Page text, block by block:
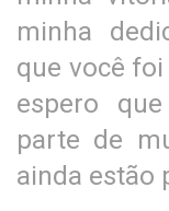
minha
que você
espero
parte de
ainda estão